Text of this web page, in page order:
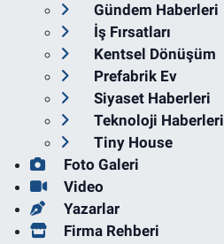
Gündem Haberleri
İş Fırsatları
Kentsel Dönüşüm
Prefabrik Ev
Siyaset Haberleri
Teknoloji Haberleri
Tiny House
Foto Galeri
Video
Yazarlar
Firma Rehberi